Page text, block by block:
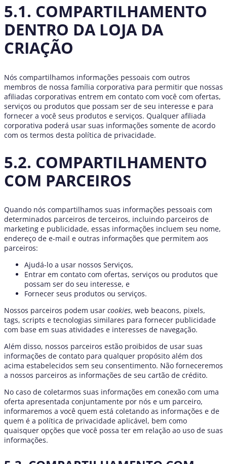
5.1. COMPARTILHAMENTO
DENTRO DA LOJA DA
CRIAÇÃO
Nós compartilhamos informações pessoais com outros
membros de nossa família corporativa para permitir que nossas
afiliadas corporativas entrem em contato com você com ofertas,
serviços ou produtos que possam ser de seu interesse e para
fornecer a você seus produtos e serviços. Qualquer afiliada
corporativa poderá usar suas informações somente de acordo
com os termos desta política de privacidade.
5.2. COMPARTILHAMENTO
COM PARCEIROS
Quando nós compartilhamos suas informações pessoais com
determinados parceiros de terceiros, incluindo parceiros de
marketing e publicidade, essas informações incluem seu nome,
endereço de e-mail e outras informações que permitem aos
parceiros:
Ajudá-lo a usar nossos Serviços,
Entrar em contato com ofertas, serviços ou produtos que
possam ser do seu interesse, e
Fornecer seus produtos ou serviços.
Nossos parceiros podem usar cookies, web beacons, pixels,
tags, scripts e tecnologias similares para fornecer publicidade
com base em suas atividades e interesses de navegação.
Além disso, nossos parceiros estão proibidos de usar suas
informações de contato para qualquer propósito além dos
acima estabelecidos sem seu consentimento. Não forneceremos
a nossos parceiros as informações de seu cartão de crédito.
No caso de coletarmos suas informações em conexão com uma
oferta apresentada conjuntamente por nós e um parceiro,
informaremos a você quem está coletando as informações e de
quem é a política de privacidade aplicável, bem como
quaisquer opções que você possa ter em relação ao uso de suas
informações.